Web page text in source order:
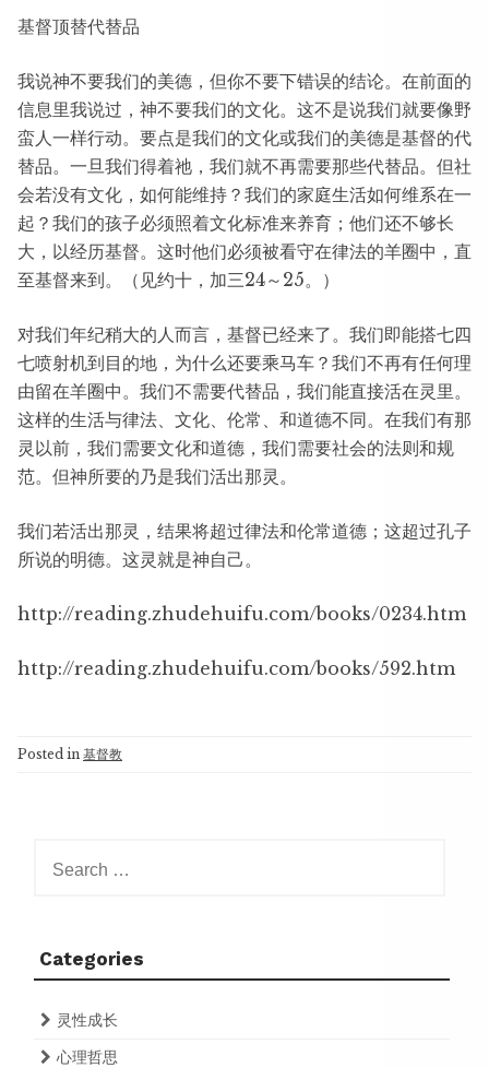
基督顶替代替品
我说神不要我们的美德，但你不要下错误的结论。在前面的
信息里我说过，神不要我们的文化。这不是说我们就要像野
蛮人一样行动。要点是我们的文化或我们的美德是基督的代
替品。一旦我们得着祂，我们就不再需要那些代替品。但社
会若没有文化，如何能维持？我们的家庭生活如何维系在一
起？我们的孩子必须照着文化标准来养育；他们还不够长
大，以经历基督。这时他们必须被看守在律法的羊圈中，直
至基督来到。（见约十，加三24～25。）
对我们年纪稍大的人而言，基督已经来了。我们即能搭七四
七喷射机到目的地，为什么还要乘马车？我们不再有任何理
由留在羊圈中。我们不需要代替品，我们能直接活在灵里。
这样的生活与律法、文化、伦常、和道德不同。在我们有那
灵以前，我们需要文化和道德，我们需要社会的法则和规
范。但神所要的乃是我们活出那灵。
我们若活出那灵，结果将超过律法和伦常道德；这超过孔子
所说的明德。这灵就是神自己。
http://reading.zhudehuifu.com/books/0234.htm
http://reading.zhudehuifu.com/books/592.htm
Posted in 基督教
for:
Categories
灵性成长
心理哲思